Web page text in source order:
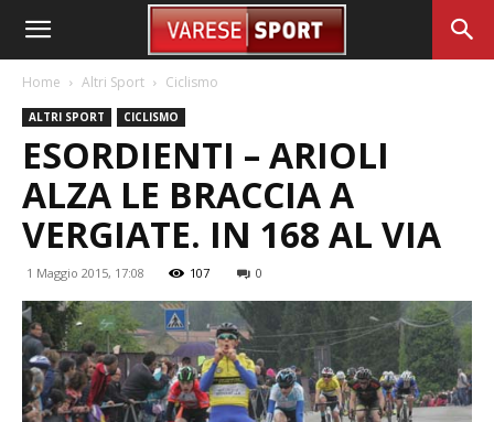
Home Altri Sport Ciclismo
ALTRI SPORT CICLISMO
ESORDIENTI – ARIOLI
ALZA LE BRACCIA A
VERGIATE. IN 168 AL VIA
1 Maggio 2015, 17:08 107 0